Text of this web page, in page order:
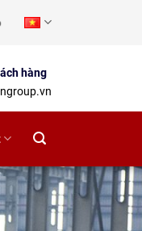
hàng